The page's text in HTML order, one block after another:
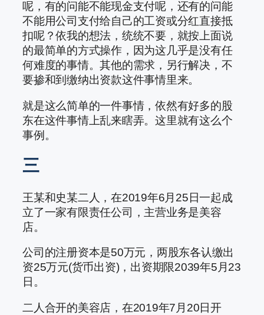
呢，有的问能不能现金支付呢，还有的问能
不能用公司支付给自己的工资或分红直接抵
扣呢？依我的想法，统统不要，就按上面说
的最简单的方式操作，因为这几乎是没有任
何难度的事情。其他的需求，另行解决，不
要掺和到缴纳出资款这件事情里来。
就是这么简单的一件事情，依然有好多的股
东在这件事情上乱来瞎弄。这里就有这么个
事例。
三
王某和史某二人，在2019年6月25日一起成
立了一家有限责任公司，主营业务是美容
店。
公司的注册资本是50万元，两股东各认缴出
资25万元(货币出资)，出资期限2039年5月23
日。
二人合开的美容店，在2019年7月20日开